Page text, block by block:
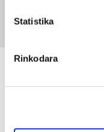
Statistika
Rinkodara